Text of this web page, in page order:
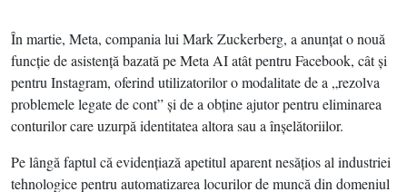
În martie, Meta, compania lui Mark Zuckerberg, a anunţat o nouă
funcţie de asistenţă bazată pe Meta AI atât pentru Facebook, cât şi
pentru Instagram, oferind utilizatorilor o modalitate de a „rezolva
problemele legate de cont” şi de a obţine ajutor pentru eliminarea
conturilor care uzurpă identitatea altora sau a înşelătoriilor.
Pe lângă faptul că evidenţiază apetitul aparent nesăţios al industriei
tehnologice pentru automatizarea locurilor de muncă din domeniul